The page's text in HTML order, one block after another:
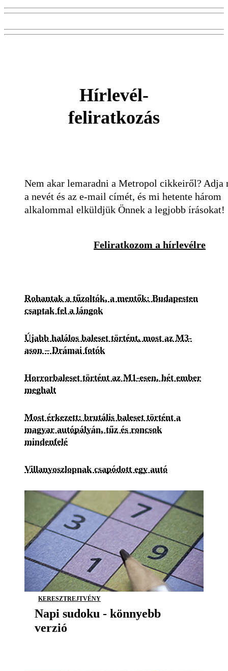
Hírlevél-
feliratkozás
Nem akar lemaradni a Metropol cikkeiről? Adja
a nevét és az e-mail címét, és mi hetente három
alkalommal elküldjük Önnek a legjobb írásokat!
Feliratkozom a hírlevélre
Rohantak a tűzoltók, a mentők: Budapesten
csaptak fel a lángok
Újabb halálos baleset történt, most az M3-
ason – Drámai fotók
Horrorbaleset történt az M1-esen, hét ember
meghalt
Most érkezett: brutális baleset történt a
magyar autópályán, tűz és roncsok
mindenfelé
Villanyoszlopnak csapódott egy autó
KERESZTREJTVÉNY
Napi sudoku - könnyebb
verzió